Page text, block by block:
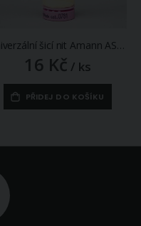
16 Kč / ks
PŘIDEJ DO KOŠÍKU